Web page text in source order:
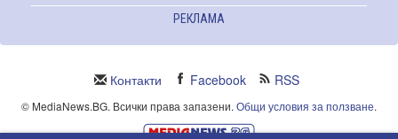
РЕКЛАМА
Контакти Facebook RSS
© MediaNews.BG. Всички права запазени. Общи условия за ползване.